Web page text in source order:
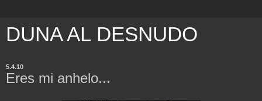
DUNA AL DESNUDO
5.4.10
Eres mi anhelo...